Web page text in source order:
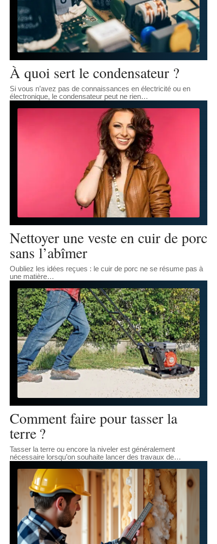
À quoi sert le condensateur ?
Si vous n’avez pas de connaissances en électricité ou en
électronique, le condensateur peut ne rien…
Nettoyer une veste en cuir de porc
sans l’abîmer
Oubliez les idées reçues : le cuir de porc ne se résume pas à
une matière…
Comment faire pour tasser la
terre ?
Tasser la terre ou encore la niveler est généralement
nécessaire lorsqu’on souhaite lancer des travaux de…